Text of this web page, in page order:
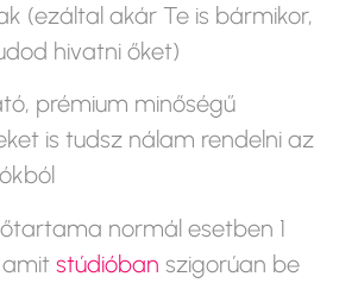
(ezáltal akár Te is bármikor,
hivatni őket)
prémium minőségű
is tudsz nálam rendelni az
normál esetben 1
stúdióban szigorúan be